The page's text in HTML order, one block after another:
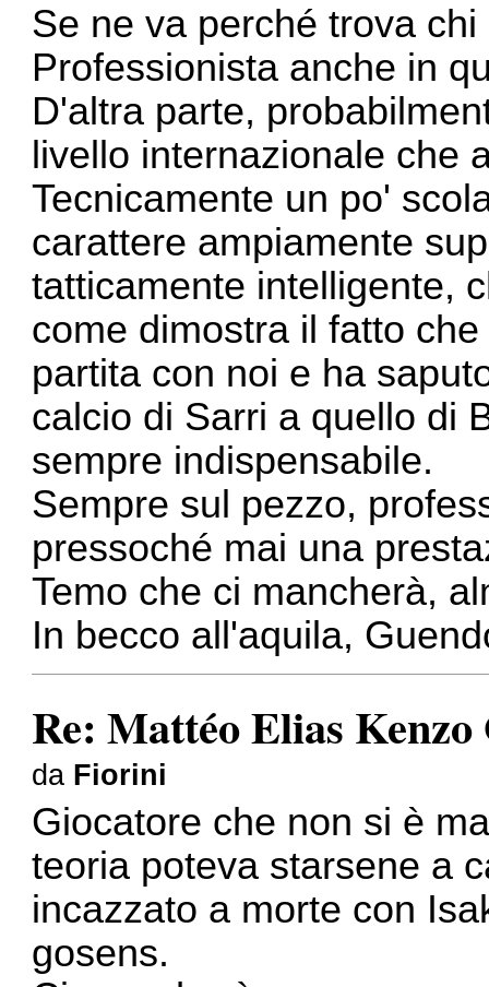
Se ne va perché trova
Professionista anche in
D'altra parte,
livello internazionale che
Tecnicamente un po'
carattere ampiamente
tatticamente intelligente,
come dimostra il fatto
partita con noi e ha
calcio di Sarri a quello di
sempre indispensabile.
Sempre sul pezzo,
pressoché mai una
Temo che ci mancherà,
In becco all'aquila,
Re: Mattéo Elias
da Fiorini
Giocatore che non si è
teoria poteva starsene a
incazzato a morte con
gosens.